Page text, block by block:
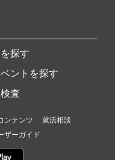
探す
ントを探す
査
ンテンツ
就活相談
ザーガイド